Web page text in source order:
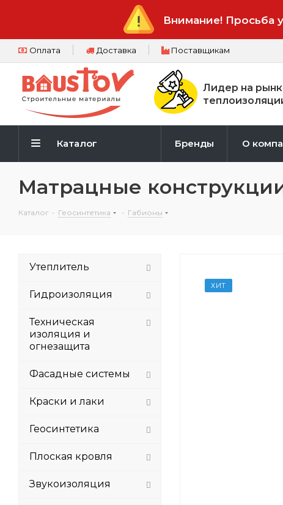
Внимание! Просьба
Оплата Доставка Поставщикам
Лидер на
Каталог Бренды О
Матрацные
Каталог - Геосинтетика - Габионы
ХИТ
Утеплитель
Гидроизоляция
Техническая
изоляция и
огнезащита
Фасадные системы
Краски и лаки
Геосинтетика
Плоская кровля
Звукоизоляция